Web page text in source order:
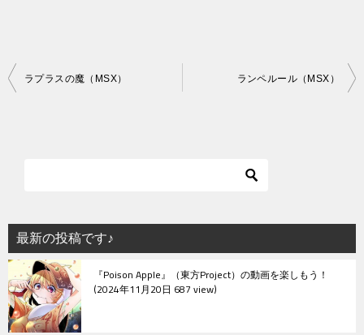
投
シ
ョ
ン
ラプラスの魔（MSX） ランペルール（MSX）
最新の投稿です♪
『Poison Apple』（東方Project）の動画を楽しもう！
2024年11月20日 687 view